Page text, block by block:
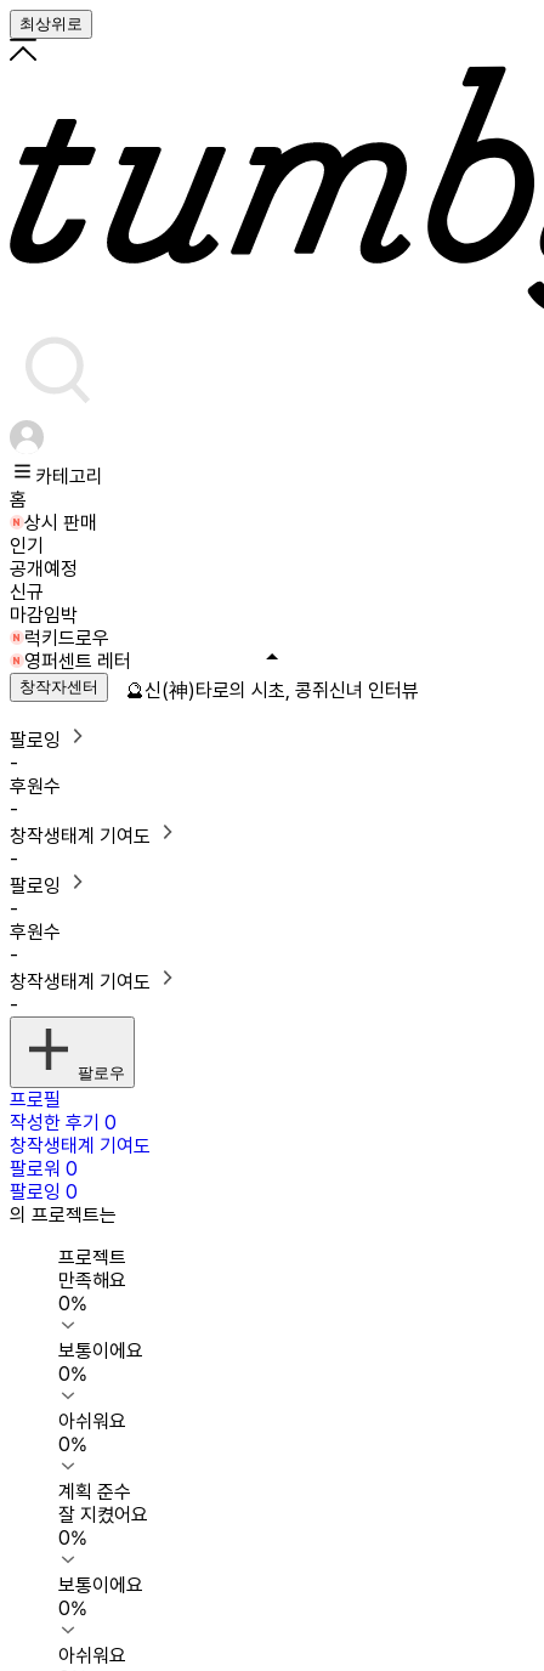
최상위로
카테고리
홈
상시 판매
인기
공개예정
신규
마감임박
럭키드로우
영퍼센트 레터
창작자센터
팔로잉
-
후원수
-
창작생태계 기여도
-
팔로잉
-
후원수
-
창작생태계 기여도
-
팔로우
프로필
작성한 후기 0
창작생태계 기여도
팔로워 0
팔로잉 0
의 프로젝트는
프로젝트
만족해요
0%
보통이에요
0%
아쉬워요
0%
계획 준수
잘 지켰어요
0%
보통이에요
0%
아쉬워요
🔮신(神)타로의 시초, 콩쥐신녀 인터뷰